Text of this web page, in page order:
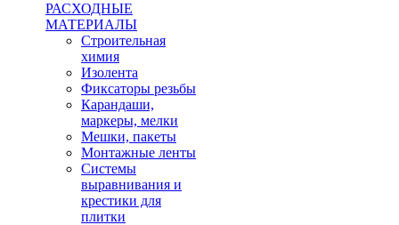
РАСХОДНЫЕ
МАТЕРИАЛЫ
Строительная
химия
Изолента
Фиксаторы резьбы
Карандаши,
маркеры, мелки
Мешки, пакеты
Монтажные ленты
Системы
выравнивания и
крестики для
плитки